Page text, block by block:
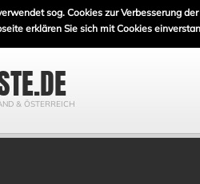
sog. Cookies zur Verbesserung
erklären Sie sich mit Cookies
& ÖSTERREICH